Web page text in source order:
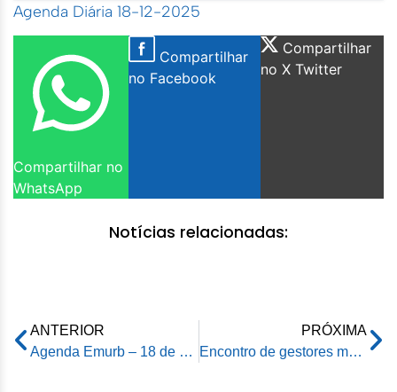
Agenda Diária 18-12-2025
Compartilhar no
WhatsApp
Compartilhar
no Facebook
Compartilhar
no X Twitter
Notícias relacionadas:
ANTERIOR
Agenda Emurb – 18 de dezembro de 2025
PRÓXIMA
Encontro de gestores municipais destaca fechamento positivo das contas em 2025 e avanços na gestão